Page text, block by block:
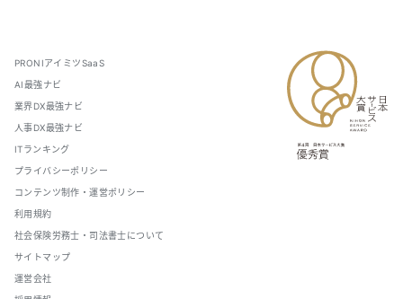
PRONIアイミツSaaS
AI最強ナビ
業界DX最強ナビ
人事DX最強ナビ
ITランキング
プライバシーポリシー
コンテンツ制作・運営ポリシー
利用規約
社会保険労務士・司法書士について
サイトマップ
運営会社